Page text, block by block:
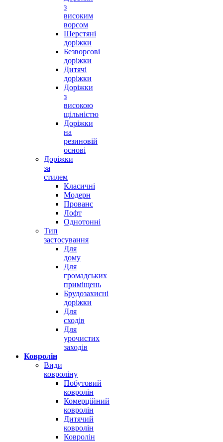
з
високим
ворсом
Шерстяні
доріжки
Безворсові
доріжки
Дитячі
доріжки
Доріжки
з
високою
щільністю
Доріжки
на
резиновій
основі
Доріжки
за
стилем
Класичні
Модерн
Прованс
Лофт
Однотонні
Тип
застосування
Для
дому
Для
громадських
приміщень
Брудозахисні
доріжки
Для
сходів
Для
урочистих
заходів
Ковролін
Види
ковроліну
Побутовий
ковролін
Комерційний
ковролін
Дитячий
ковролін
Ковролін